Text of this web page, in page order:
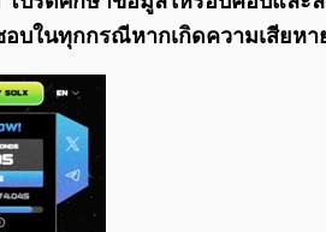
บในทุกกรณีหากเกิดความเสียห